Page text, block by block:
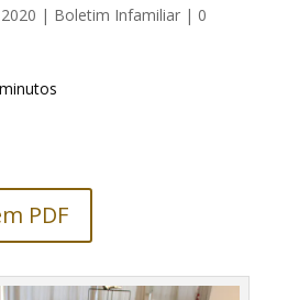
| Boletim Infamiliar| 0
minutos
PDF